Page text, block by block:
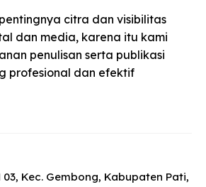
citra dan visibilitas
dan media, karena itu kami
penulisan serta publikasi
profesional dan efektif
Kec. Gembong, Kabupaten Pati,